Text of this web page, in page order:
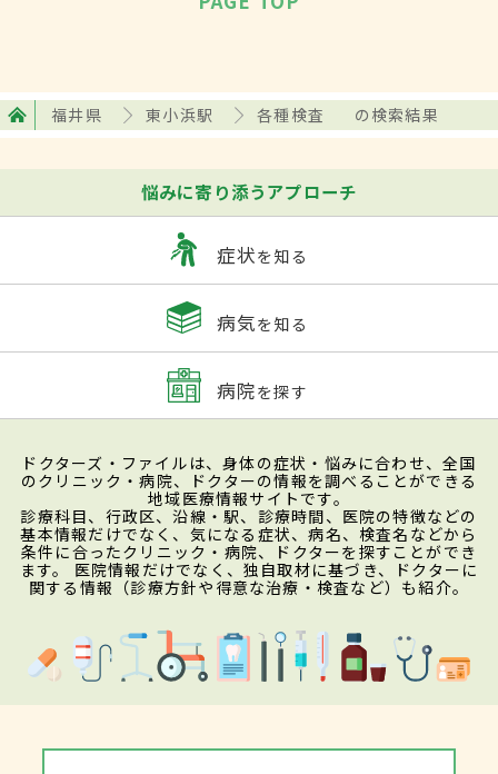
福井県 東小浜駅 各種検査 の検索結果
悩みに寄り添うアプローチ
症状を知る
病気を知る
病院を探す
ドクターズ・ファイルは、身体の症状・悩みに合わせ、全国
のクリニック・病院、ドクターの情報を調べることができる
地域医療情報サイトです。
診療科目、行政区、沿線・駅、診療時間、医院の特徴などの
基本情報だけでなく、気になる症状、病名、検査名などから
条件に合ったクリニック・病院、ドクターを探すことができ
ます。 医院情報だけでなく、独自取材に基づき、ドクターに
関する情報（診療方針や得意な治療・検査など）も紹介。